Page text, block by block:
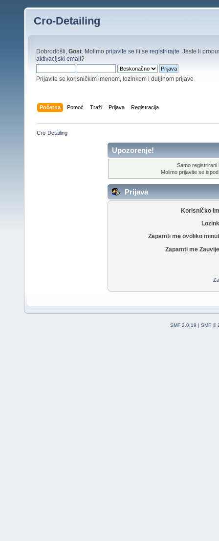
Cro-Detailing
Dobrodošli, Gost . Molimo prijavite se ili se registrirajte . Jeste li
aktivacijski email?
Prijavite se korisničkim imenom, lozinkom i duljinom prijave
Početna Pomoć Traži Prijava Registracija
Cro-Detailing
Upozorenje!
Samo registrirani
Molimo prijavite se
Prijava
Korisničko
Zapamti me ovoliko
Zapamti me
SMF 2.0.19 | SMF ©